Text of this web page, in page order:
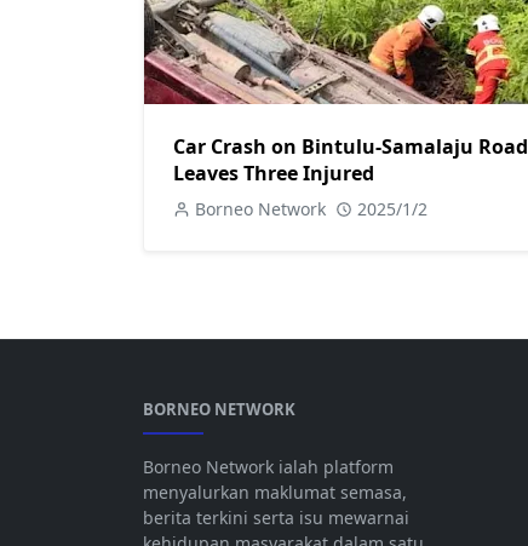
Car Crash on Bintulu-Samalaju Road
Leaves Three Injured
Borneo Network 2025/1/2
BORNEO NETWORK
Borneo Network ialah platform
menyalurkan maklumat semasa,
berita terkini serta isu mewarnai